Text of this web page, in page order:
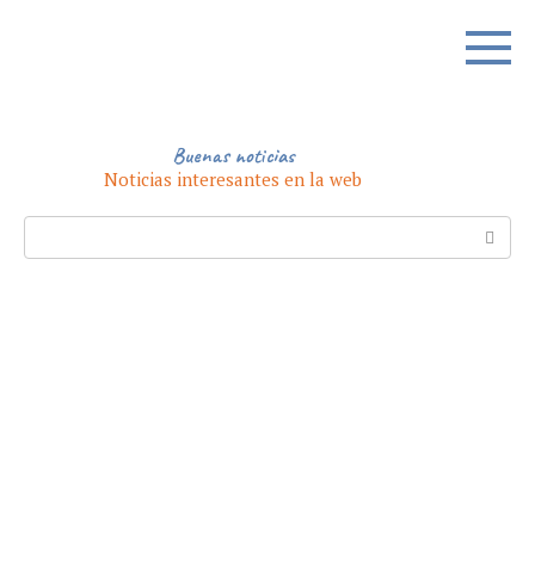
Buenas noticias
Noticias interesantes en la web